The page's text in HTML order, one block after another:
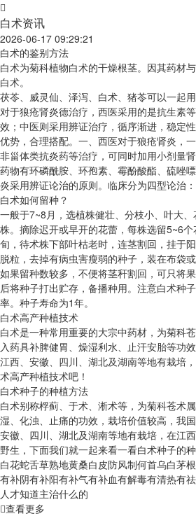
白术资讯
2026-06-17 09:29:21
白术的鉴别方法
白术为菊科植物白术的干燥根茎。因其药材
白术。
茯苓、威灵仙、泽泻、白术、猪苓可以一起
对于狼疮肾炎德治疗，西医采用的是抗生素
效；中医则采用辨证治疗，循序渐进，稳定
优势，合理搭配。一、西医对于狼疮肾炎，
非甾体类抗炎药等治疗，可同时加用小剂量
药物有环磷酰胺、环孢素、霉酚酸酯、硫唑
炎采用辨证论治的原则。临床分为四型论治
白术如何留种？
一般于7~8月，选植株健壮、分枝小、叶大
株。摘除迟开或早开的花蕾，每株选留5~6
旬，待术株下部叶枯老时，连茎割回，挂于
脱粒，去掉有病虫害瘦弱的种子，装在布袋
如果留种数较多，不便将茎秆割回，可只将
后将种子打出贮存，备播种用。注意白术种
率。种子寿命为1年。
白术高产种植技术
白术是一种常用重要的大宗中药材，为菊科
入药具补脾健胃、燥湿利水、止汗安胎等功
江西、安徽、四川、湖北及湖南等地有栽培
术高产种植技术吧！
白术种子的种植方法
白术别称桴蓟、于术、淅术等，为菊科苍术
湿、化浊、止痛的功效，栽培价值较高，我
安徽、四川、湖北及湖南等地有栽培，在江
野生，下面我们就一起来看一看白术种子的
白花蛇舌草熟地黄桑白皮防风制何首乌白茅
有补阴有补阳有补气有补血有解毒有清热有
人才知道主治什么的
查看更多